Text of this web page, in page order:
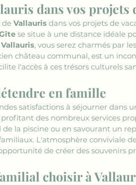
dans vos projets
de Vallauris dans vos projets de
se situe à une distance idéale
Vallauris, vous serez charmés par
château communal, est un
l'accès à ces trésors culturels
en famille
satisfactions à séjourner dans
des nombreux services
de la piscine ou en savourant un
L'atmosphère conviviale
de créer des souvenirs
choisir à